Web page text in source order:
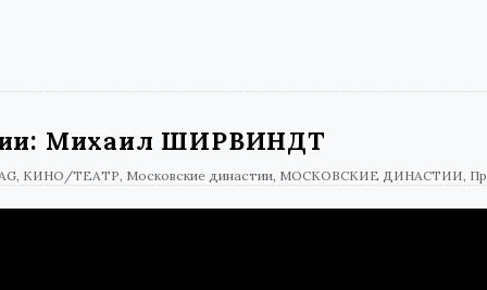
Михаил ШИРВИНДТ
КИНО/ТЕАТР Московские династии МОСКОВСКИЕ ДИНАСТИИ